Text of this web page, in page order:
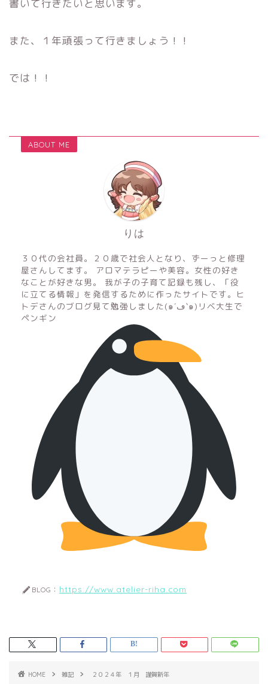
書いて行きたいと思います。
また、１年頑張って行きましょう！！
では！！
ABOUT ME
りは
３０代の会社員。２０歳で社会人となり、ずーっと修理
屋さんしてます。 アロマテラピーや美容。女性の好き
なことが好きな男。 我が子の子育て記録も残し、「役
に立てる情報」を発信するために作ったサイトです。ヒ
トデさんのブログ見て勉強しました(๑´ڡ`๑)リベ大生で
ペンギン
BLOG： https://www.atelier-riha.com
HOME 雑記 ２０２４年 １月 謹賀新年